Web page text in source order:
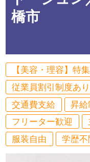
橋市
【美容・理容】特
従業員割引制度あり
交通費支給
昇給
フリーター歓迎
服装自由
学歴不